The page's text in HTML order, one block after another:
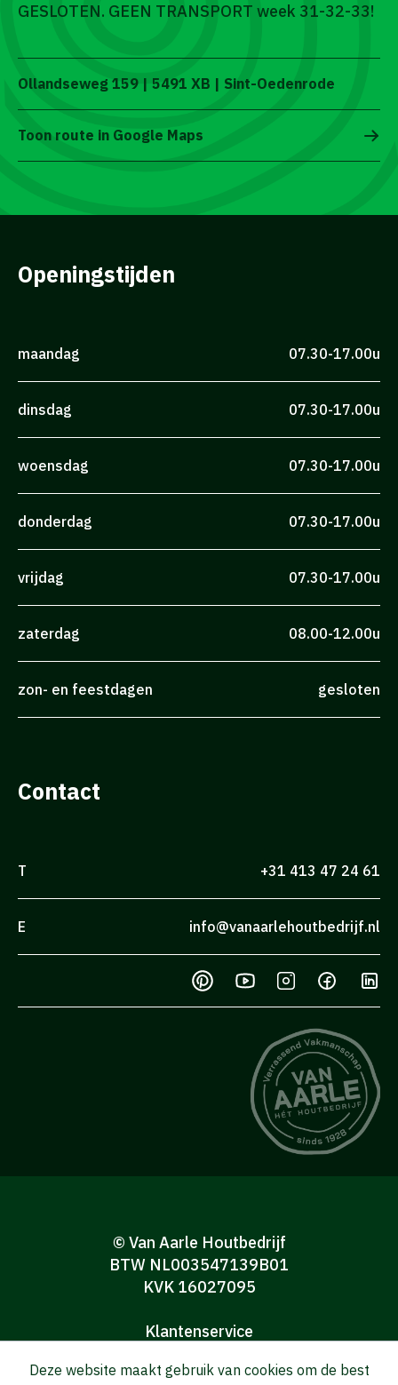
GESLOTEN. GEEN TRANSPORT week 31-32-33!
Ollandseweg 159 | 5491 XB | Sint-Oedenrode
Toon route in Google Maps
Openingstijden
maandag 07.30-17.00u
dinsdag 07.30-17.00u
woensdag 07.30-17.00u
donderdag 07.30-17.00u
vrijdag 07.30-17.00u
zaterdag 08.00-12.00u
zon- en feestdagen gesloten
Contact
T +31 413 47 24 61
E info@vanaarlehoutbedrijf.nl
© Van Aarle Houtbedrijf
BTW NL003547139B01
KVK 16027095
Klantenservice
Algemene voorwaarden Consumenten
Deze website maakt gebruik van cookies om de best